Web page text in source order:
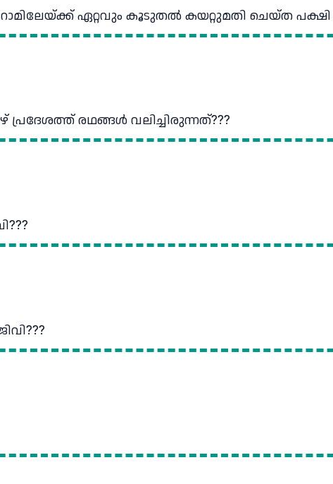
ഏറ്റവും കൂടുതല്‍ കയറ്റുമതി ചെയ്ത പക്ഷി
രഥങ്ങള്‍ വലിച്ചിരുന്നത്‌???